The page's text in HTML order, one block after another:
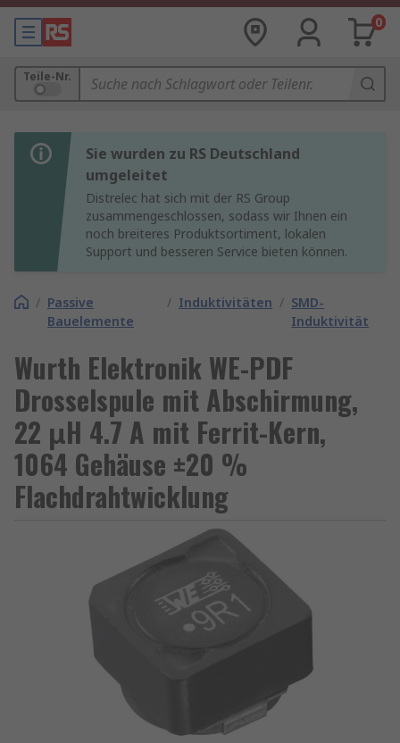
0
Teile-Nr.
Sie wurden zu RS Deutschland
umgeleitet
Distrelec hat sich mit der RS Group
zusammengeschlossen, sodass wir Ihnen ein
noch breiteres Produktsortiment, lokalen
Support und besseren Service bieten können.
/ Passive
Bauelemente
/ Induktivitäten / SMD-
Induktivität
Wurth Elektronik WE-PDF
Drosselspule mit Abschirmung,
22 μH 4.7 A mit Ferrit-Kern,
1064 Gehäuse ±20 %
Flachdrahtwicklung